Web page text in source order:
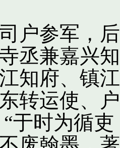
户参军，
丞兼嘉兴
知府、镇
转运使、
于时为循